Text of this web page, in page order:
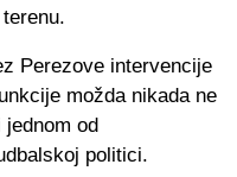
Perezove intervencije
možda nikada ne
od
politici.